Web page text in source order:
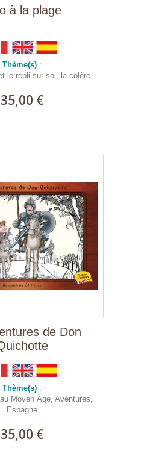
à la plage
Thème(s) :
le repli sur soi, la colère
35,00 €
de Don
Thème(s) :
Moyen Âge, Aventures,
Espagne
35,00 €